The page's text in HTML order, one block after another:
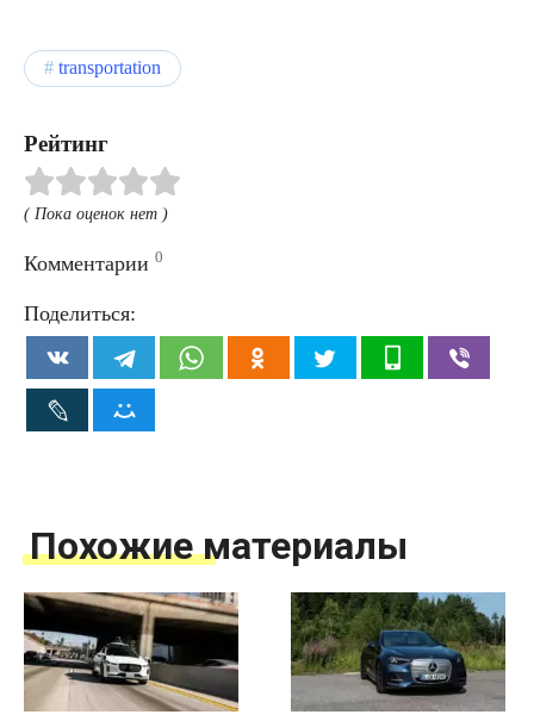
transportation
Рейтинг
( Пока оценок нет )
Комментарии 0
Поделиться:
Похожие материалы